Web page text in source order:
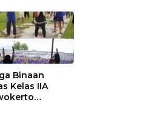
Binaan
Kelas IIA